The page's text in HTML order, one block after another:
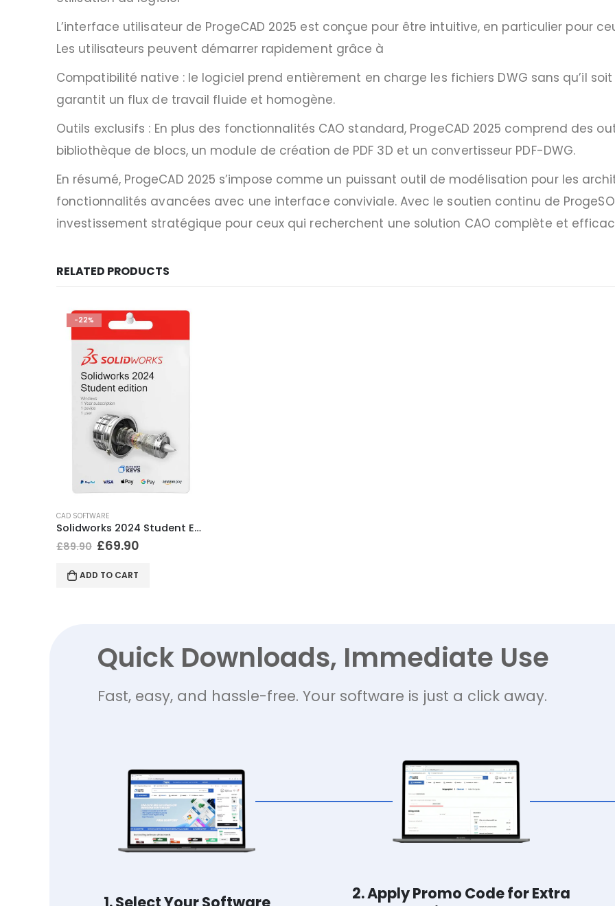
L’interface utilisateur de ProgeCAD 2025 est conçue pour être intuitive, en particulier pour
Les utilisateurs peuvent démarrer rapidement grâce à
Compatibilité native : le logiciel prend entièrement en charge les fichiers DWG sans qu’il
garantit un flux de travail fluide et homogène.
Outils exclusifs : En plus des fonctionnalités CAO standard, ProgeCAD 2025 comprend des
bibliothèque de blocs, un module de création de PDF 3D et un convertisseur PDF-DWG.
En résumé, ProgeCAD 2025 s’impose comme un puissant outil de modélisation pour les
fonctionnalités avancées avec une interface conviviale. Avec le soutien continu de
investissement stratégique pour ceux qui recherchent une solution CAO complète et
RELATED PRODUCTS
-22%
CAD SOFTWARE
Solidworks 2024 Student Edition
£89.90 £69.90
ADD TO CART
Quick Downloads, Immediate Use
Fast, easy, and hassle-free. Your software is just a click away.
1. Select Your Software
2. Apply Promo Code for Extra